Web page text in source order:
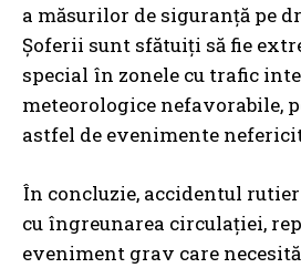
a măsurilor de siguranță pe
Șoferii sunt sfătuiți să fie
special în zonele cu trafic
meteorologice nefavorabile,
astfel de evenimente
În concluzie, accidentul rutier
cu îngreunarea circulației,
eveniment grav care